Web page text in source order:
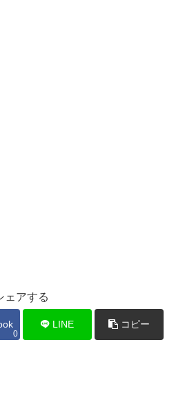
ェアする
0
LINE コピー